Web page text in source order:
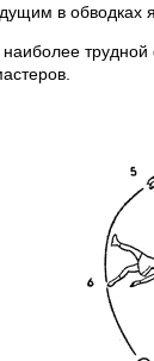
в обводках